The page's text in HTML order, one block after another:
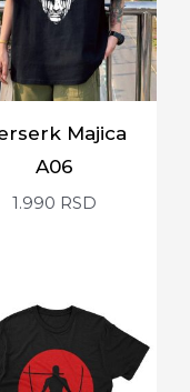
Majica
A06
1.990 RSD